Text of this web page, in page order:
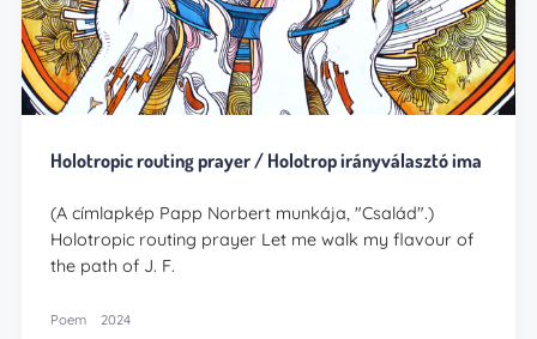
Holotropic routing prayer / Holotrop irányválasztó ima
(A címlapkép Papp Norbert munkája, "Család".)
Holotropic routing prayer Let me walk my flavour of
the path of J. F.
Poem 2024